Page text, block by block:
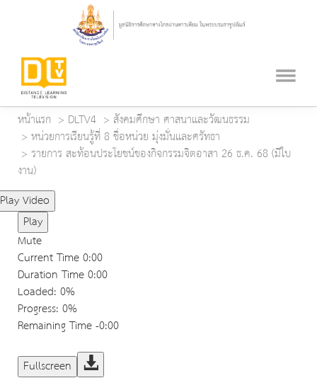
หน้าแรก DLTV4
สังคมศึกษา ศาสนาและวัฒนธรรม
หน่วยการเรียนรู้ที่ 8 ชื่อหน่วย มุ่งมั่นและศรัทธา
รายการ สะท้อนประโยชน์ของกิจกรรมจิตอาสา 26 ธ.ค. 68 (มีใบ
งาน)
Play Video
Play
Mute
Current Time0:00
Duration Time0:00
Loaded: 0%
Progress: 0%
Remaining Time-0:00
Fullscreen